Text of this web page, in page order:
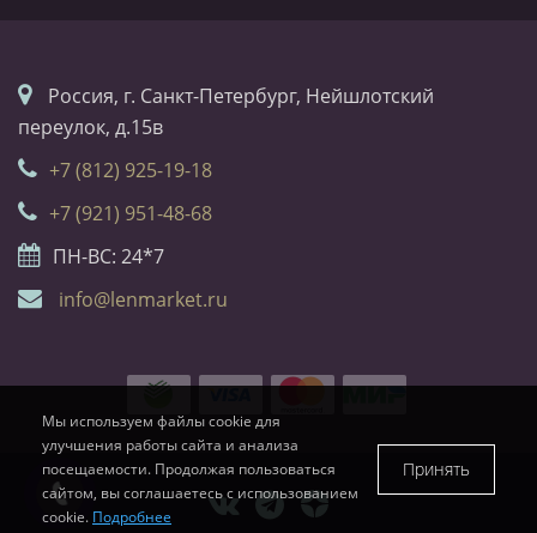
Россия, г. Санкт-Петербург, Нейшлотский
переулок, д.15в
+7 (812) 925-19-18
+7 (921) 951-48-68
ПН-ВС: 24*7
info@lenmarket.ru
Мы используем файлы cookie для
улучшения работы сайта и анализа
посещаемости. Продолжая пользоваться
сайтом, вы соглашаетесь с использованием
cookie. Подробнее
Принять